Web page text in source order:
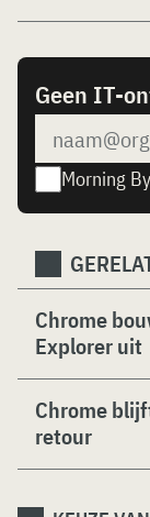
Geen IT-
Morning
Chrome
Explorer uit
Chrome
retour